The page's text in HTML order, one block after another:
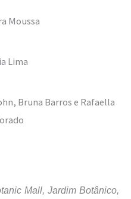
Moussa
Lima
Bruna Barros e Rafaella
Mall, Jardim Botânico,